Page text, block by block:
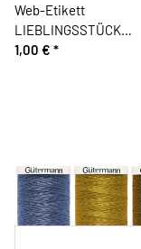
Web-Etikett
LIEBLINGSSTÜCK
VOGELSOMMER von
1,00 € *